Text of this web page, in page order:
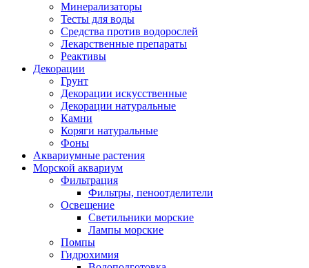
Минерализаторы
Тесты для воды
Средства против водорослей
Лекарственные препараты
Реактивы
Декорации
Грунт
Декорации искусственные
Декорации натуральные
Камни
Коряги натуральные
Фоны
Аквариумные растения
Морской аквариум
Фильтрация
Фильтры, пеноотделители
Освещение
Светильники морские
Лампы морские
Помпы
Гидрохимия